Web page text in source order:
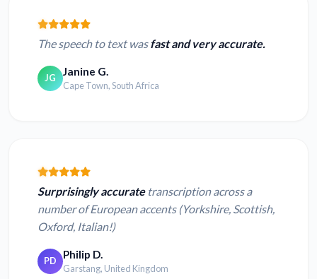
The speech to text wasfast and very accurate.
JG Janine G.
Cape Town, South Africa
Surprisingly accuratetranscription across a
number of European accents (Yorkshire, Scottish,
Oxford, Italian!)
PD Philip D.
Garstang, United Kingdom